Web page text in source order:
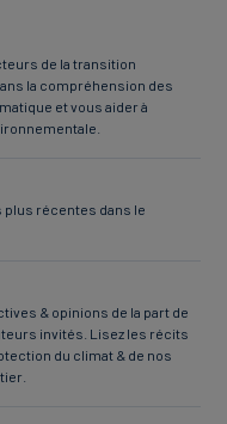
de la transition
la compréhension des
et vous aider à
plus récentes dans le
& opinions de la part de
invités. Lisez les récits
du climat & de nos